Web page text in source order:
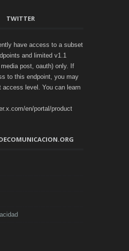
TWITTER
have access to a subset
and limited v1.1
post, oauth) only. If
to this endpoint, you may
access level. You can learn
en/portal/product